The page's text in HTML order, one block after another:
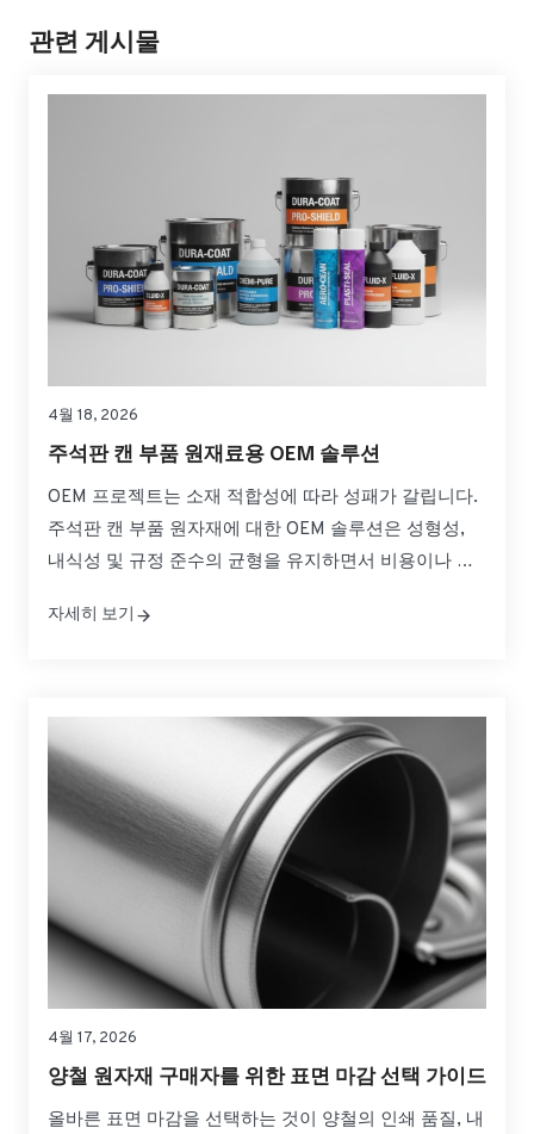
관련 게시물
4월 18, 2026
주석판 캔 부품 원재료용 OEM 솔루션
OEM 프로젝트는 소재 적합성에 따라 성패가 갈립니다.
주석판 캔 부품 원자재에 대한 OEM 솔루션은 성형성,
내식성 및 규정 준수의 균형을 유지하면서 비용이나 일
체, 끝단 및 탭에 대한 사양을 실용적인 선택으로 변환하
자세히 보기
4월 17, 2026
양철 원자재 구매자를 위한 표면 마감 선택 가이드
올바른 표면 마감을 선택하는 것이 양철의 인쇄 품질, 내